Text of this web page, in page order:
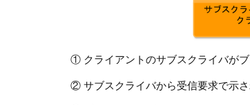
① クライアントのサブスクライバが
② サブスクライバから受信要求で示